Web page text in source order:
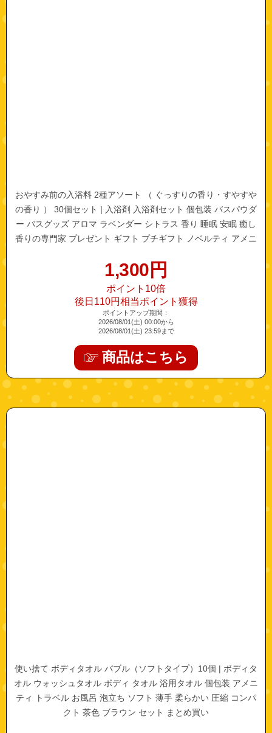
おやすみ前の入浴料 2種アソート （ ぐっすりの香り・すやすや
の香り ） 30個セット | 入浴剤 入浴剤セット 個包装 バスパウダ
ー バスグッズ アロマ ラベンダー シトラス 香り 睡眠 安眠 癒し
香りの専門家 プレゼント ギフト プチギフト ノベルティ アメニ
1,300 円
ポイント10倍
後日110円相当ポイント獲得
ポイントアップ期間：
2026/08/01(土) 00:00から
2026/08/01(土) 23:59まで
商品はこちら
"52700108-10"
使い捨て ボディタオル バブル（ソフトタイプ）10個 | ボディタ
オル ウォッシュタオル ボディ タオル 浴用タオル 個包装 アメニ
ティ トラベル お風呂 泡立ち ソフト 薄手 柔らかい 圧縮 コンパ
クト 茶色 ブラウン セット まとめ買い